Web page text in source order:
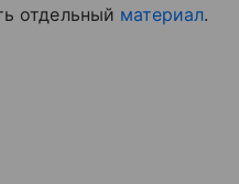
отдельный материал.